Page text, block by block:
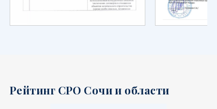
Рейтинг СРО Сочи и области